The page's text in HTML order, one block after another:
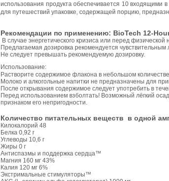
использования продукта обеспечивается 10 входящими
для путешествий упаковке, содержащей порцию,
Рекомендации по применению: BioTech 12-
В случае энергетического кризиса или перед
Предлагаемая дозировка рекомендуется
Не следует превышать рекомендуемую дозировку.
Использование:
Растворите содержимое флакона в небольшом
Молоко и алкогольные напитки не предназначены для
После открывания содержимое следует употребить в
Перед использованием взболтать! Возможный лёгкий
признаком его непригодности.
Количество питательных веществ в одной
Килокалорий 48
Белка 0,92 г
Углеводы 10,6 г
Жиры 0 г
Антиспазмы и поддержка сердца™
Магния 160 мг 43%
Калия 120 мг 6%
Экстримальные стимуляторы™